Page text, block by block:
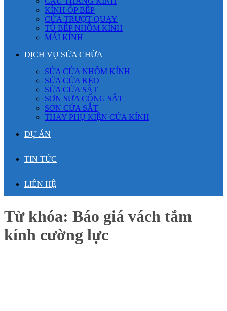
KÍNH ỐP BẾP
CỬA TRƯỢT QUAY
TỦ BẾP NHÔM KÍNH
MÁI KÍNH
DỊCH VỤ SỬA CHỮA
SỬA CỬA NHÔM KÍNH
SỬA CỬA KÉO
SỬA CỬA SẮT
SƠN SỬA CỔNG SẮT
SƠN CỬA SẮT
THAY PHỤ KIỆN CỬA KÍNH
DỰ ÁN
TIN TỨC
LIÊN HỆ
Từ khóa: Báo giá vách tắm
kính cường lực